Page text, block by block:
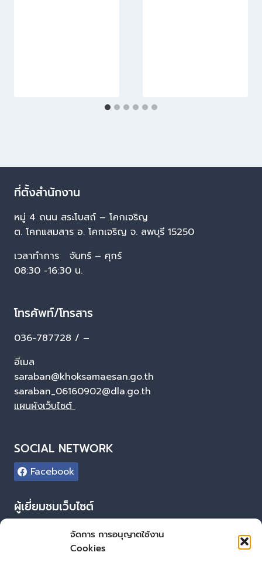
จัดการ การอนุญาตใช้งาน
Cookies
ที่ตั้งสำนักงาน
หมู่ 4 ถนน สระโบสถ์ – โคกเจริญ
ต. โคกแสมสาร อ. โคกเจริญ จ. ลพบุรี 15250
เวลาทำการ จันทร์ – ศุกร์
08:30 -16:30 น.
โทรศัพท์/โทรสาร
036-787728 / –
อีเมล
saraban@khoksamaesan.go.th
saraban_06160902@dla.go.th
แผนผังเว็บไซต์
SOCIAL NETWORK
Facebook
ผู้เยี่ยมชมเว็บไซต์
30